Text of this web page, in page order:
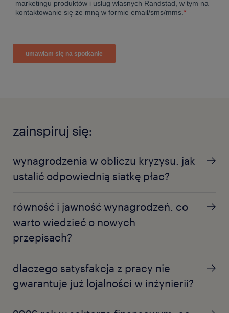
zainspiruj się:
wynagrodzenia w obliczu kryzysu. jak
ustalić odpowiednią siatkę płac?
równość i jawność wynagrodzeń. co
warto wiedzieć o nowych
przepisach?
dlaczego satysfakcja z pracy nie
gwarantuje już lojalności w inżynierii?